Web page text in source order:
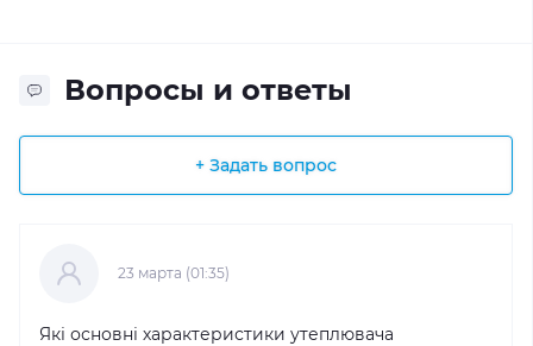
Вопросы и ответы
+ Задать вопрос
23 марта (01:35)
Які основні характеристики утеплювача